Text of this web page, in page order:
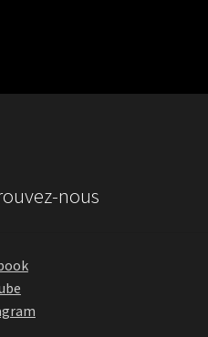
nous